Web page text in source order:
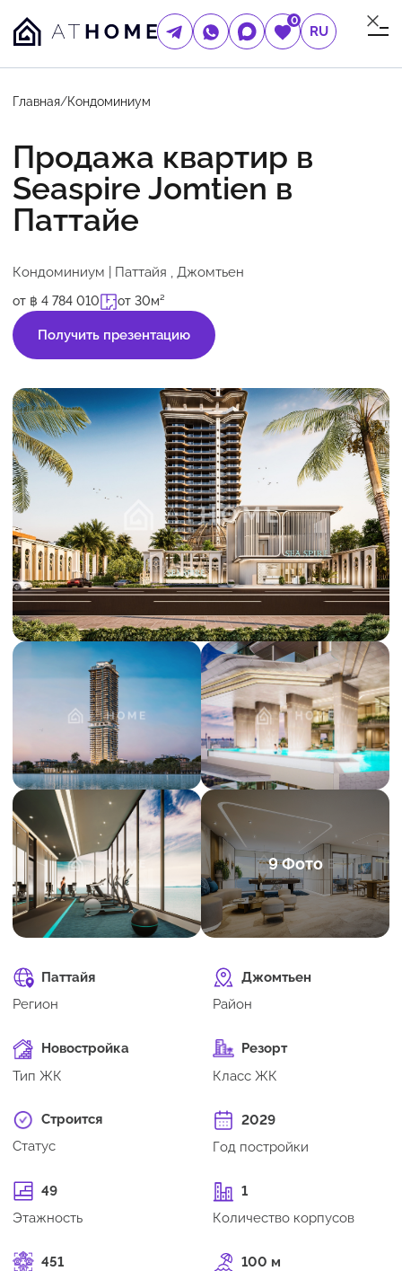
0
RU
Главная/Кондоминиум
Продажа квартир в
Seaspire Jomtien в
Паттайе
Кондоминиум | Паттайя , Джомтьен
от ฿ 4 784 010 от 30м²
Получить презентацию
9 Фото
Паттайя
Регион
Джомтьен
Район
Новостройка
Тип ЖК
Резорт
Класс ЖК
Строится
Статус
2029
Год постройки
49
Этажность
1
Количество корпусов
451
100 м